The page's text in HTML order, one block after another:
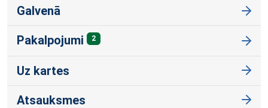
Galvenā
Pakalpojumi 2
Uz kartes
Atsauksmes